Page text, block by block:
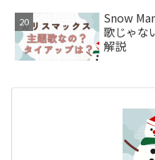
Snow
歌じゃな
解説